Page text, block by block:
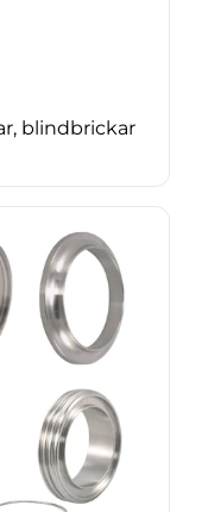
blindbrickar